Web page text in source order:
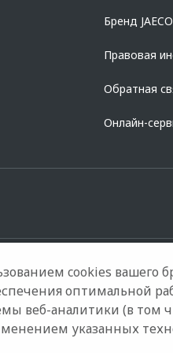
Бренд
Правовая
Обратная
Онлайн-
cookies вашего
оптимальной
веб-аналитики (в том
указанных